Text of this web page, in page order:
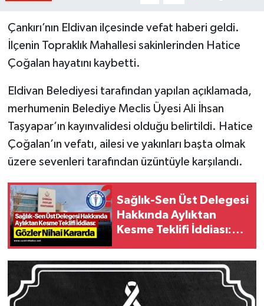
Çankırı’nın Eldivan ilçesinde vefat haberi geldi.
İlçenin Topraklık Mahallesi sakinlerinden Hatice
Çoğalan hayatını kaybetti.
Eldivan Belediyesi tarafından yapılan açıklamada,
merhumenin Belediye Meclis Üyesi Ali İhsan
Taşyapar’ın kayınvalidesi olduğu belirtildi. Hatice
Çoğalan’ın vefatı, ailesi ve yakınları başta olmak
üzere sevenleri tarafından üzüntüyle karşılandı.
Sağlık-Sen Üst Delegesi
Hakkında Aylıktan
Kesme Teklifi İddiası: